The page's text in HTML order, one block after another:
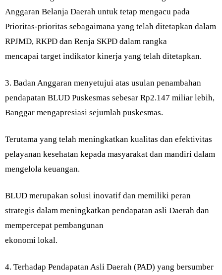
Anggaran Belanja Daerah untuk tetap mengacu pada
Prioritas-prioritas sebagaimana yang telah ditetapkan dalam
RPJMD, RKPD dan Renja SKPD dalam rangka
mencapai target indikator kinerja yang telah ditetapkan.
3. Badan Anggaran menyetujui atas usulan penambahan
pendapatan BLUD Puskesmas sebesar Rp2.147 miliar lebih,
Banggar mengapresiasi sejumlah puskesmas.
Terutama yang telah meningkatkan kualitas dan efektivitas
pelayanan kesehatan kepada masyarakat dan mandiri dalam
mengelola keuangan.
BLUD merupakan solusi inovatif dan memiliki peran
strategis dalam meningkatkan pendapatan asli Daerah dan
mempercepat pembangunan
ekonomi lokal.
4. Terhadap Pendapatan Asli Daerah (PAD) yang bersumber